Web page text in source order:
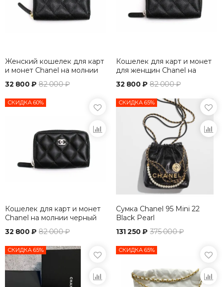
Женский кошелек для карт
и монет Chanel на молнии
32 800 ₽ 82 000 ₽
Кошелек для карт и монет
для женщин Chanel на
молнии черный
32 800 ₽ 82 000 ₽
СКИДКА 60%
Кошелек для карт и монет
Chanel на молнии черный
32 800 ₽ 82 000 ₽
СКИДКА 65%
Сумка Chanel 95 Mini 22
Black Pearl
131 250 ₽ 375 000 ₽
СКИДКА 65% СКИДКА 65%